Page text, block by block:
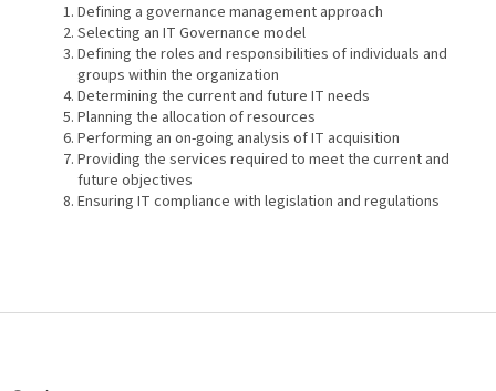
Defining a governance management approach
Selecting an IT Governance model
Defining the roles and responsibilities of individuals and
groups within the organization
Determining the current and future IT needs
Planning the allocation of resources
Performing an on-going analysis of IT acquisition
Providing the services required to meet the current and
future objectives
Ensuring IT compliance with legislation and regulations